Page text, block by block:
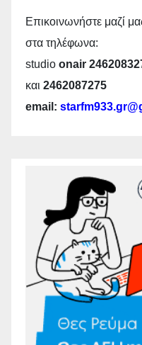
Επικοινωνήστε μαζί
στα τηλέφωνα:
studio onair
και 2462087275
email: